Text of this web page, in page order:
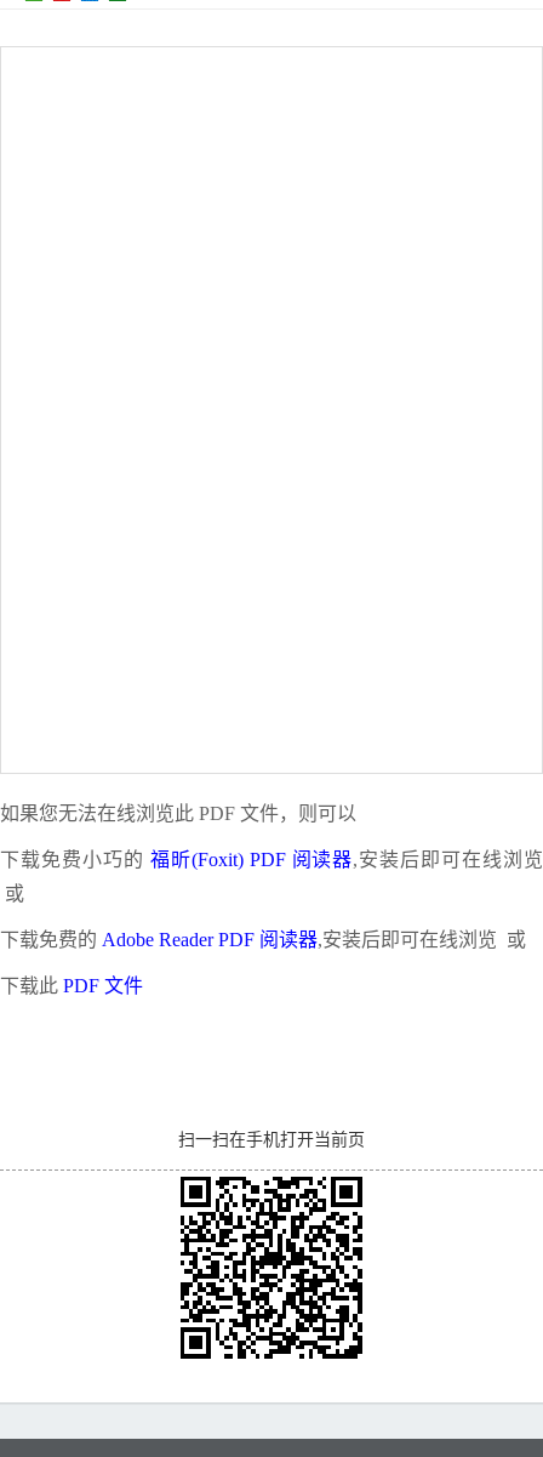
如果您无法在线浏览此 PDF 文件，则可以
下载免费小巧的 福昕(Foxit) PDF 阅读器,安装后即可在线浏览
或
下载免费的 Adobe Reader PDF 阅读器,安装后即可在线浏览 或
下载此 PDF 文件
扫一扫在手机打开当前页